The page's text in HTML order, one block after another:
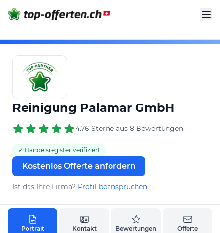
Reinigung Palamar GmbH
4.76 Sterne aus 8 Bewertungen
✓ Handelsregister verifiziert
Kostenlos Offerte anfordern
Ist das Ihre Firma? Profil beanspruchen
Portrait Kontakt Bewertungen Offerte